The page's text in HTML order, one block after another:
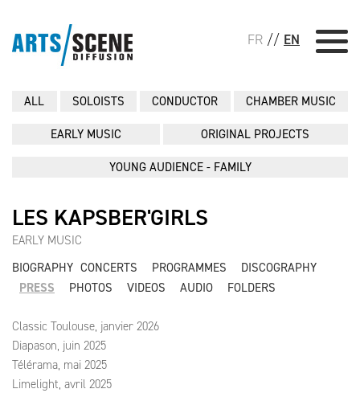
FR // EN
ALL SOLOISTS CONDUCTOR CHAMBER MUSIC
EARLY MUSIC ORIGINAL PROJECTS
YOUNG AUDIENCE - FAMILY
LES KAPSBER'GIRLS
EARLY MUSIC
BIOGRAPHY CONCERTS PROGRAMMES
DISCOGRAPHY
PRESS
PHOTOS VIDEOS AUDIO FOLDERS
Classic Toulouse, janvier 2026
Diapason, juin 2025
Télérama, mai 2025
Limelight, avril 2025